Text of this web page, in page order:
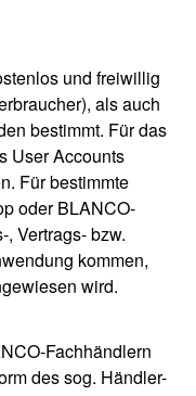
und freiwillig
als auch
bestimmt. Für das
User Accounts
Für bestimmte
oder BLANCO-
Vertrags- bzw.
kommen,
wird.
Fachhändlern
des sog. Händler-